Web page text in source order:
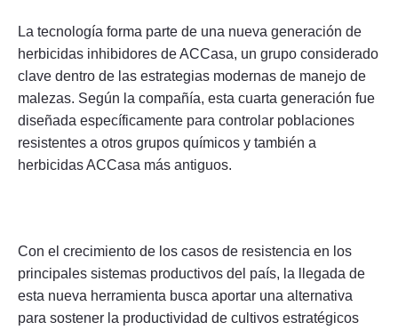
La tecnología forma parte de una nueva generación de
herbicidas inhibidores de ACCasa, un grupo considerado
clave dentro de las estrategias modernas de manejo de
malezas. Según la compañía, esta cuarta generación fue
diseñada específicamente para controlar poblaciones
resistentes a otros grupos químicos y también a
herbicidas ACCasa más antiguos.
Con el crecimiento de los casos de resistencia en los
principales sistemas productivos del país, la llegada de
esta nueva herramienta busca aportar una alternativa
para sostener la productividad de cultivos estratégicos